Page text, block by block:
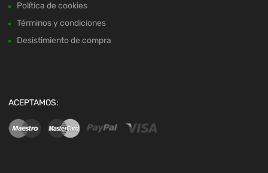
Política de cookies
Términos y condiciones
Desistimiento de compra
ACEPTAMOS: